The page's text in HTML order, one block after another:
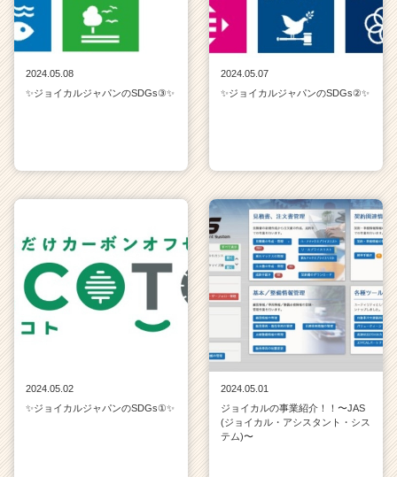
2024.05.08
✨ジョイカルジャパンのSDGs③✨
2024.05.07
✨ジョイカルジャパンのSDGs②✨
2024.05.02
✨ジョイカルジャパンのSDGs①✨
2024.05.01
ジョイカルの事業紹介！！〜JAS
(ジョイカル・アシスタント・シス
テム)〜